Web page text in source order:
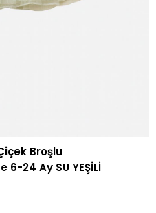
Broşlu
24 Ay SU YEŞİLİ